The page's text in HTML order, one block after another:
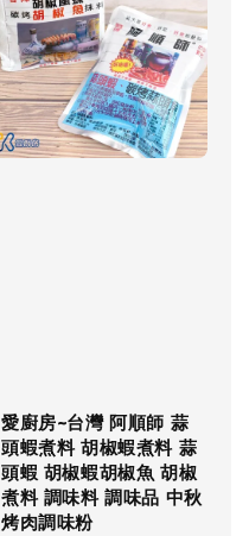
愛廚房~台灣 阿順師 蒜
頭蝦煮料 胡椒蝦煮料 蒜
頭蝦 胡椒蝦胡椒魚 胡椒
煮料 調味料 調味品 中秋
烤肉調味粉